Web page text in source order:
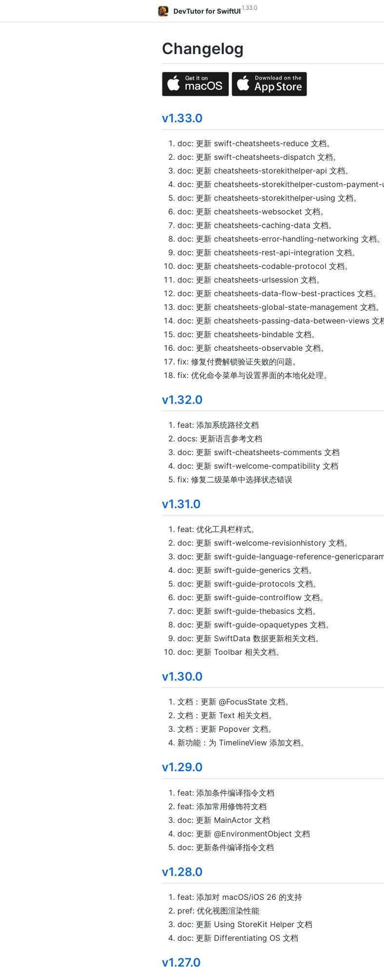
DevTutor for SwiftUI 1.33.0
Changelog
v1.33.0
doc: 更新 swift-cheatsheets-reduce 文档。
doc: 更新 swift-cheatsheets-dispatch 文档。
doc: 更新 cheatsheets-storekithelper-api 文档。
doc: 更新 cheatsheets-storekithelper-custom-payment-
doc: 更新 cheatsheets-storekithelper-using 文档。
doc: 更新 cheatsheets-websocket 文档。
doc: 更新 cheatsheets-caching-data 文档。
doc: 更新 cheatsheets-error-handling-networking 文档。
doc: 更新 cheatsheets-rest-api-integration 文档。
doc: 更新 cheatsheets-codable-protocol 文档。
doc: 更新 cheatsheets-urlsession 文档。
doc: 更新 cheatsheets-data-flow-best-practices 文档。
doc: 更新 cheatsheets-global-state-management 文档。
doc: 更新 cheatsheets-passing-data-between-views 文档
doc: 更新 cheatsheets-bindable 文档。
doc: 更新 cheatsheets-observable 文档。
fix: 修复付费解锁验证失败的问题。
fix: 优化命令菜单与设置界面的本地化处理。
v1.32.0
feat: 添加系统路径文档
docs: 更新语言参考文档
doc: 更新 swift-cheatsheets-comments 文档
doc: 更新 swift-welcome-compatibility 文档
fix: 修复二级菜单中选择状态错误
v1.31.0
feat: 优化工具栏样式。
doc: 更新 swift-welcome-revisionhistory 文档。
doc: 更新 swift-guide-language-reference-
doc: 更新 swift-guide-generics 文档。
doc: 更新 swift-guide-protocols 文档。
doc: 更新 swift-guide-controlflow 文档。
doc: 更新 swift-guide-thebasics 文档。
doc: 更新 swift-guide-opaquetypes 文档。
doc: 更新 SwiftData 数据更新相关文档。
doc: 更新 Toolbar 相关文档。
v1.30.0
文档：更新 @FocusState 文档。
文档：更新 Text 相关文档。
文档：更新 Popover 文档。
新功能：为 TimelineView 添加文档。
v1.29.0
feat: 添加条件编译指令文档
feat: 添加常用修饰符文档
doc: 更新 MainActor 文档
doc: 更新 @EnvironmentObject 文档
doc: 更新条件编译指令文档
v1.28.0
feat: 添加对 macOS/iOS 26 的支持
pref: 优化视图渲染性能
doc: 更新 Using StoreKit Helper 文档
doc: 更新 Differentiating OS 文档
v1.27.0